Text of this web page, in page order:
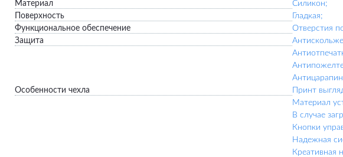
Материал
Силикон;
Поверхность
Гладкая;
Функциональное обеспечение
Отверстия
Защита
Особенности чехла
Принт
Материал
В случае
Кнопки
Надежная
Креативная